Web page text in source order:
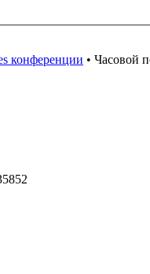
конференции • Часовой